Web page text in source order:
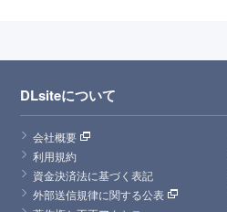
DLsiteについて
会社概要
利用規約
資金決済法に基づく表記
外部送信規律に関する公表